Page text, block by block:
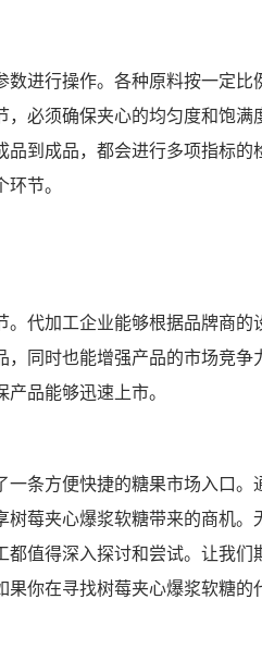
进行操作。各种原料按一定
必须确保夹心的均匀度和饱
到成品，都会进行多项指标
节。
代加工企业能够根据品牌商
同时也能增强产品的市场竞
品能够迅速上市。
条方便快捷的糖果市场入口
莓夹心爆浆软糖带来的商机
值得深入探讨和尝试。让我
果你在寻找树莓夹心爆浆软糖